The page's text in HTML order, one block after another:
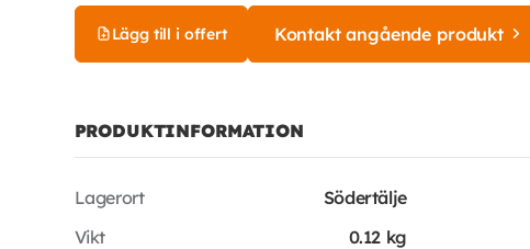
Lägg till i offert Kontakt angående produkt
PRODUKTINFORMATION
Lagerort
Södertälje
Vikt
0.12 kg